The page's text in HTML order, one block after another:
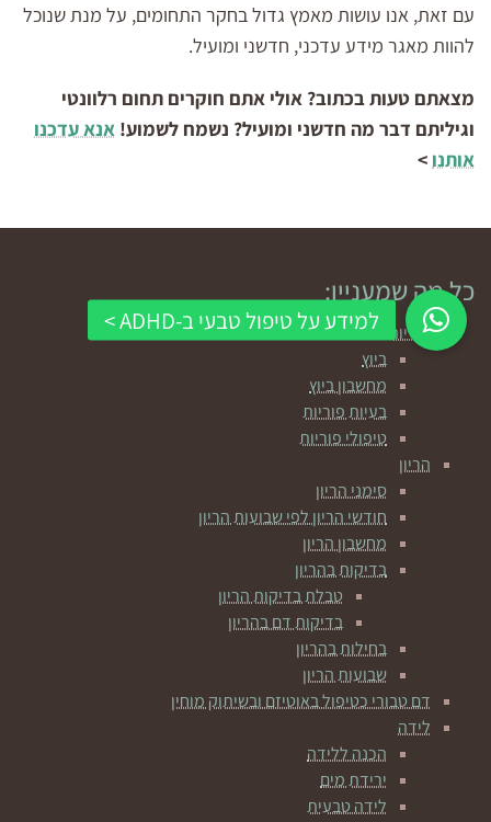
עם זאת, אנו עושות מאמץ גדול בחקר התחומים, על מנת שנוכל
להוות מאגר מידע עדכני, חדשני ומועיל.
מצאתם טעות בכתוב? אולי אתם חוקרים תחום רלוונטי
וגיליתם דבר מה חדשני ומועיל? נשמח לשמוע! אנא עדכנו
אותנו >
כל מה שמעניין:
פוריות
ביוץ
מחשבון ביוץ
בעיות פוריות
טיפולי פוריות
הריון
סימני הריון
חודשי הריון לפי שבועות הריון
מחשבון הריון
בדיקות בהריון
טבלת בדיקות הריון
בדיקות דם בהריון
בחילות בהריון
שבועות הריון
דם טבורי כטיפול באוטיזם ובשיתוק מוחין
לידה
הכנה ללידה
ירידת מים
לידה טבעית